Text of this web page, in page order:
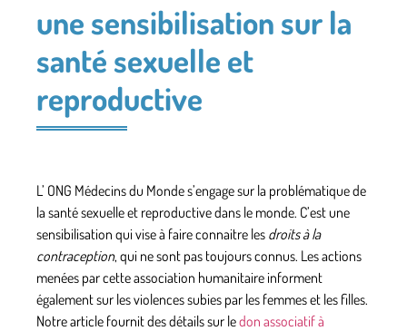
une sensibilisation sur la
santé sexuelle et
reproductive
L’ ONG Médecins du Monde s’engage sur la problématique de
la santé sexuelle et reproductivedans le monde. C’est une
sensibilisation qui vise à faire connaitre les droits à la
contraception, qui ne sont pas toujours connus. Les actions
menées par cette association humanitaire informent
également sur lesviolences subies par les femmes et les filles.
Notre article fournit des détails sur ledon associatif à